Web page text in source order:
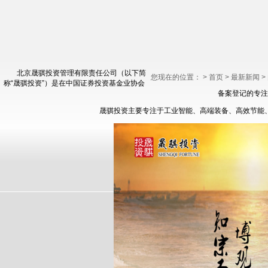
您现在的位置： > 首页 > 最新新闻 >
北京晟骐投资管理有限责任公司（以下简
称“晟骐投资”）是在中国证券投资基金业协会
备案登记的专
晟骐投资主要专注于工业智能、高端装备、高效节能